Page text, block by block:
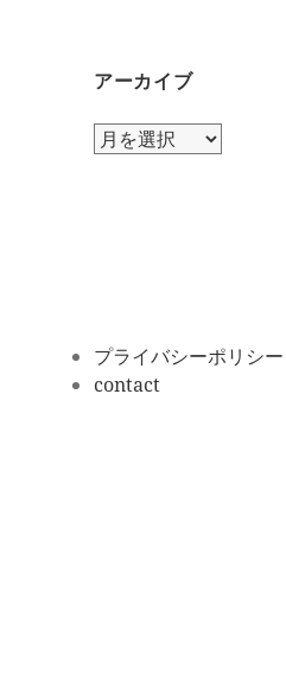
アーカイブ
ア
プライバシーポリシー
contact